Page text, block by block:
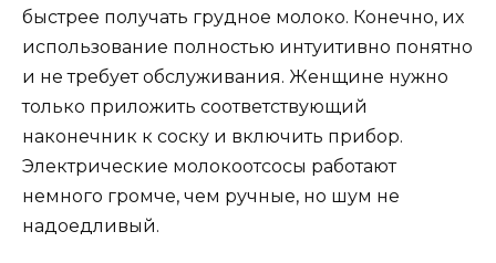
быстрее получать грудное молоко. Конечно, их
использование полностью интуитивно понятно
и не требует обслуживания. Женщине нужно
только приложить соответствующий
наконечник к соску и включить прибор.
Электрические молокоотсосы работают
немного громче, чем ручные, но шум не
надоедливый.